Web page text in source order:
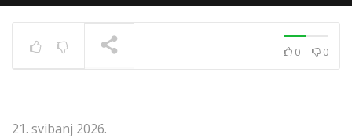
0 0
21. svibanj 2026.